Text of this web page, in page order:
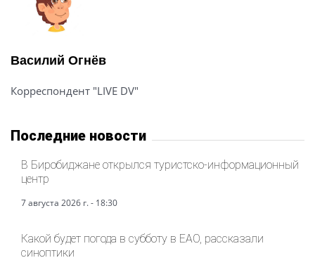
Василий Огнёв
Корреспондент "LIVE DV"
Последние новости
В Биробиджане открылся туристско-информационный
центр
7 августа 2026 г. - 18:30
Какой будет погода в субботу в ЕАО, рассказали
синоптики